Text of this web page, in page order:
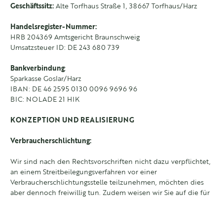
Geschäftssitz: Alte Torfhaus Straße 1, 38667 Torfhaus/Harz
Handelsregister-Nummer:
HRB 204369 Amtsgericht Braunschweig
Umsatzsteuer ID: DE 243 680 739
Bankverbindung:
Sparkasse Goslar/Harz
IBAN: DE 46 2595 0130 0096 9696 96
BIC: NOLADE 21 HIK
KONZEPTION UND REALISIERUNG
Verbraucherschlichtung:
Wir sind nach den Rechtsvorschriften nicht dazu verpflichtet,
an einem Streitbeilegungsverfahren vor einer
Verbraucherschlichtungsstelle teilzunehmen, möchten dies
aber dennoch freiwillig tun. Zudem weisen wir Sie auf die für